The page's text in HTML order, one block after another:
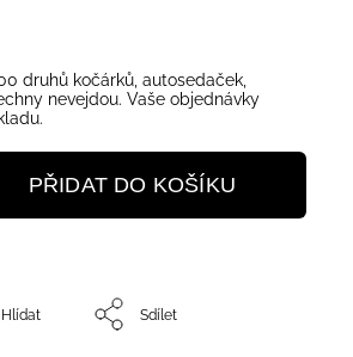
druhů kočárků, autosedaček,
nevejdou. Vaše objednávky
PŘIDAT DO KOŠÍKU
Hlídat Sdílet